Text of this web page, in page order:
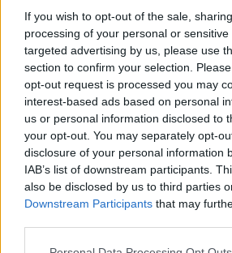
If you wish to opt-out of the sale,
processing of your personal or
targeted advertising by us, please use
section to confirm your selection.
opt-out request is processed you may
interest-based ads based on personal
us or personal information disclosed to
your opt-out. You may separately opt-
disclosure of your personal information
IAB’s list of downstream participants.
also be disclosed by us to third parties
Downstream Participants that may
Please note that this website/app uses
Läs Frias
– Det är skitjobbigt, jag måste få
inte göra bort mig hela tiden, säger
Hoppet står till att bli
övertala någon hyresvärd att byta
bättre lägenhet, tror han.
– Flickan vill bara hem för att det
Entydigt positivtill både